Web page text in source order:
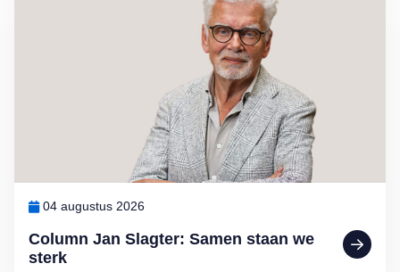
Column Jan Slagter: Samen staan we
sterk
04 augustus 2026